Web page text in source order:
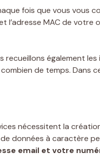
fois que vous vous
l’adresse MAC de
recueillons également
de temps. Dans
nécessitent la
données à caractère
email et votre